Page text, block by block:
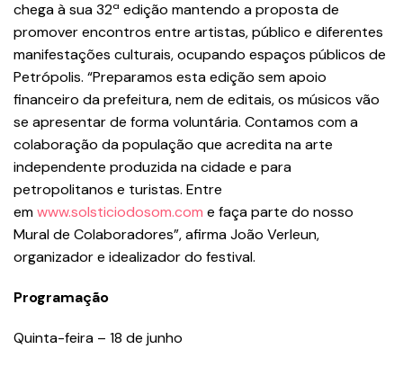
chega à sua 32ª edição mantendo a proposta de
promover encontros entre artistas, público e diferentes
manifestações culturais, ocupando espaços públicos de
Petrópolis. “Preparamos esta edição sem apoio
financeiro da prefeitura, nem de editais, os músicos vão
se apresentar de forma voluntária. Contamos com a
colaboração da população que acredita na arte
independente produzida na cidade e para
petropolitanos e turistas. Entre
emwww.solsticiodosom.com e faça parte do nosso
Mural de Colaboradores”, afirma João Verleun,
organizador e idealizador do festival.
Programação
Quinta-feira – 18 de junho